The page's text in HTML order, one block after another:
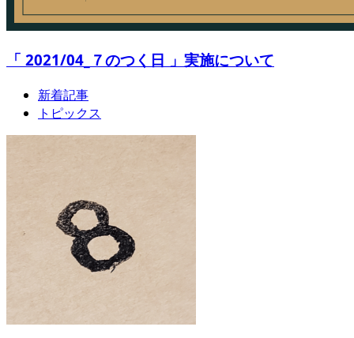
「 2021/04_７のつく日 」実施について
新着記事
トピックス